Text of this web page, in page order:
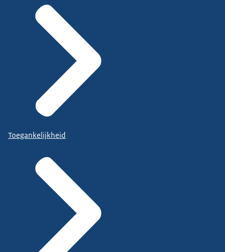
Toegankelijkheid